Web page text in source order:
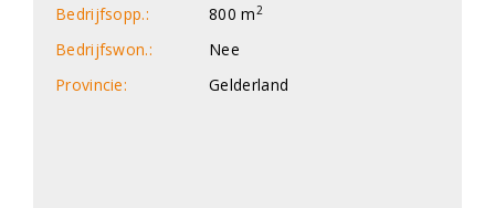
Bedrijfsopp.:
800 m 2
Bedrijfswon.:
Nee
Provincie:
Gelderland